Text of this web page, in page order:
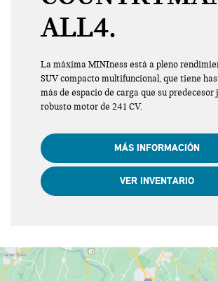
ALL4.
La máxima MINIness está a pleno
SUV compacto multifuncional, que tiene
más de espacio de carga que su predecesor
robusto motor de 241 CV.
MÁS INFORMACIÓN
VER INVENTARIO